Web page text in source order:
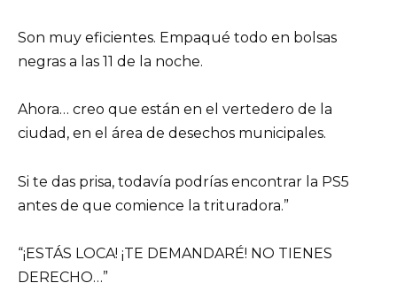
Son muy eficientes. Empaqué todo en bolsas
negras a las 11 de la noche.
Ahora… creo que están en el vertedero de la
ciudad, en el área de desechos municipales.
Si te das prisa, todavía podrías encontrar la PS5
antes de que comience la trituradora.”
“¡ESTÁS LOCA! ¡TE DEMANDARÉ! NO TIENES
DERECHO…”